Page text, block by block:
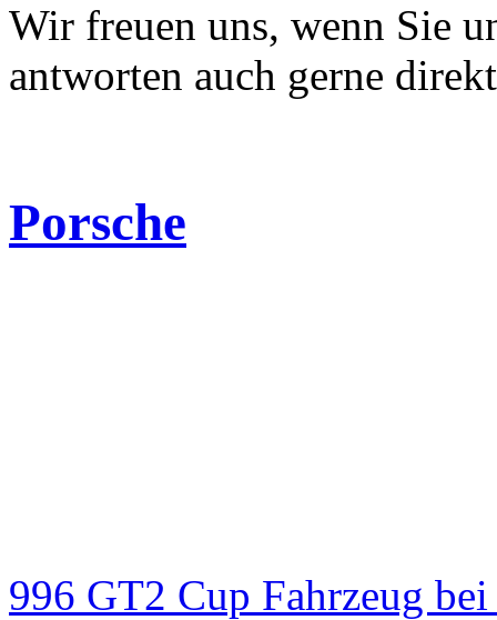
Wir freuen uns, wenn Sie
antworten auch gerne
Porsche
996 GT2 Cup Fahrzeug